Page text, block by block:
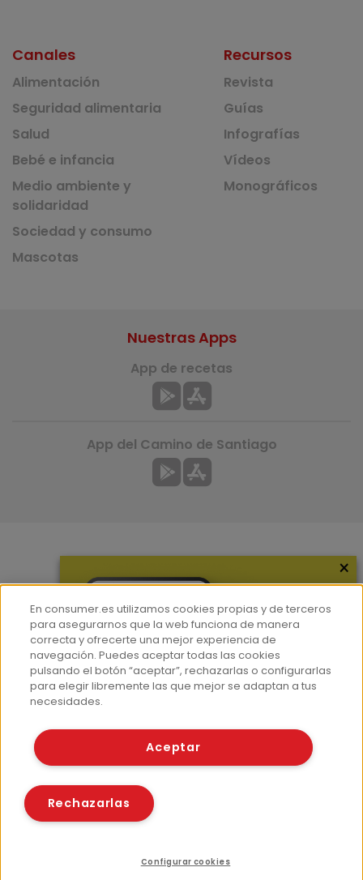
Canales
Alimentación
Seguridad alimentaria
Salud
Bebé e infancia
Medio ambiente y
solidaridad
Sociedad y consumo
Mascotas
Recursos
Revista
Guías
Infografías
Vídeos
Monográficos
Hemeroteca
Contacto
Prensa
Corpus Lingüístico Consumer
Nuestras Apps
App de recetas
App del Camino de Santiago
© Fundación EROSKI
Políticas de cookies
×
En consumer.es utilizamos cookies propias y de terceros
para asegurarnos que la web funciona de manera
correcta y ofrecerte una mejor experiencia de
navegación. Puedes aceptar todas las cookies
pulsando el botón “aceptar”, rechazarlas o configurarlas
para elegir libremente las que mejor se adaptan a tus
necesidades.
Aceptar
Rechazarlas
Configurar cookies